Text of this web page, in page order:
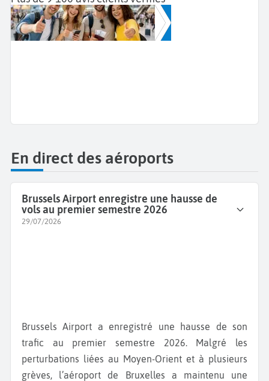
En direct des aéroports
Brussels Airport enregistre une hausse de
vols au premier semestre 2026
29/07/2026
Brussels Airport a enregistré une hausse de son
trafic au premier semestre 2026. Malgré les
perturbations liées au Moyen-Orient et à plusieurs
grèves, l’aéroport de Bruxelles a maintenu une